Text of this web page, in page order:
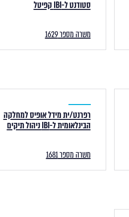
סטודנט ל-IBI קפיטל
משרה מספר 1629
רפרנט/ית מידל אופיס למחלקה
הבינלאומית ל-IBI ניהול תיקים
משרה מספר 1681